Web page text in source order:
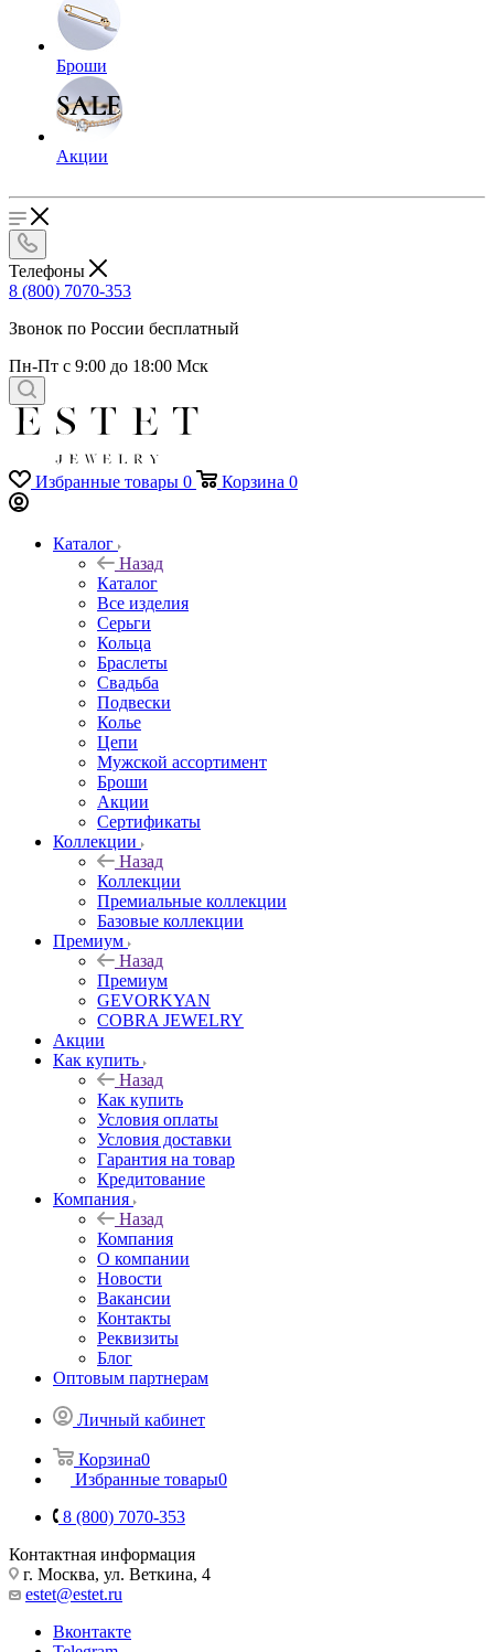
Броши
Акции
Телефоны
8 (800) 7070-353
Звонок по России бесплатный
Пн-Пт с 9:00 до 18:00 Мск
Избранные товары 0 Корзина 0
Каталог
Назад
Каталог
Все изделия
Серьги
Кольца
Браслеты
Свадьба
Подвески
Колье
Цепи
Мужской ассортимент
Броши
Акции
Сертификаты
Коллекции
Назад
Коллекции
Премиальные коллекции
Базовые коллекции
Премиум
Назад
Премиум
GEVORKYAN
COBRA JEWELRY
Акции
Как купить
Назад
Как купить
Условия оплаты
Условия доставки
Гарантия на товар
Кредитование
Компания
Назад
Компания
О компании
Новости
Вакансии
Контакты
Реквизиты
Блог
Оптовым партнерам
Личный кабинет
Корзина0
Избранные товары0
8 (800) 7070-353
Контактная информация
г. Москва, ул. Веткина, 4
estet@estet.ru
Вконтакте